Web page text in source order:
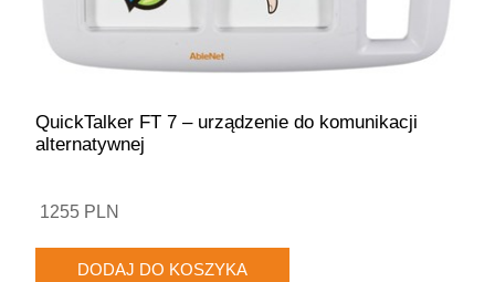
QuickTalker FT 7 – urządzenie do komunikacji
alternatywnej
1255 PLN